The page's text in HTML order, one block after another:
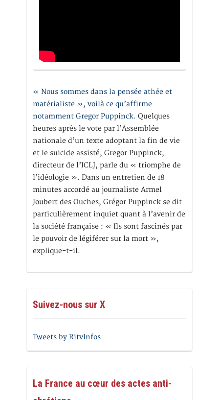
« Nous sommes dans la pensée athée et
matérialiste », voilà ce qu’affirme
notamment Gregor Puppinck. Quelques
heures après le vote par l’Assemblée
nationale d’un texte adoptant la fin de vie
et le suicide assisté, Gregor Puppinck,
directeur de l’ICLJ, parle du « triomphe de
l’idéologie ». Dans un entretien de 18
minutes accordé au journaliste Armel
Joubert des Ouches, Grégor Puppinck se dit
particulièrement inquiet quant à l’avenir de
la société française : « Ils sont fascinés par
le pouvoir de légiférer sur la mort »,
explique-t-il.
Suivez-nous sur X
Tweets by RitvInfos
La France au cœur des actes anti-